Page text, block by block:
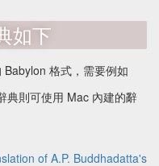
如下
格式，需要例如
典則可使用 Mac 內建的辭
of A.P. Buddhadatta's